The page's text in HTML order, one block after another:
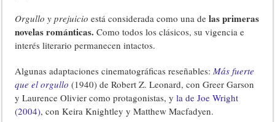
Orgullo y prejuicio está considerada como una de las primeras
novelas románticas. Como todos los clásicos, su vigencia e
interés literario permanecen intactos.
Algunas adaptaciones cinematográficas reseñables: Más fuerte
que el orgullo (1940) de Robert Z. Leonard, con Greer Garson
y Laurence Olivier como protagonistas, yla de Joe Wright
(2004), con Keira Knightley y Matthew Macfadyen.